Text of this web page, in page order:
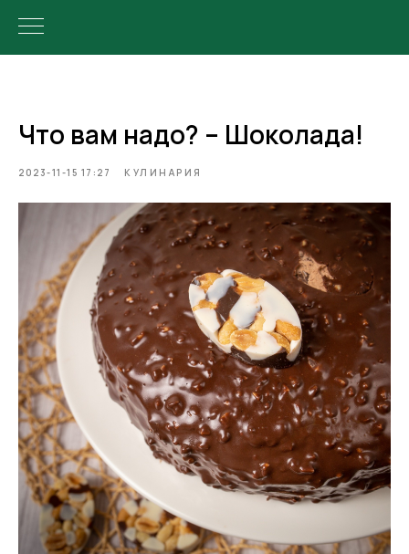
Что вам надо? – Шоколада!
2023-11-15 17:27 КУЛИНАРИЯ